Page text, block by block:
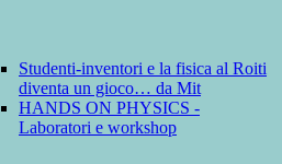
Studenti-inventori e la fisica al Roiti
diventa un gioco… da Mit
HANDS ON PHYSICS -
Laboratori e workshop